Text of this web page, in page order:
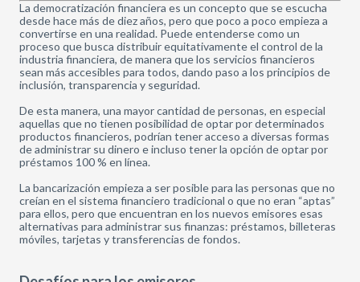
La democratización financiera es un concepto que se escucha
desde hace más de diez años, pero que poco a poco empieza a
convertirse en una realidad. Puede entenderse como un
proceso que busca distribuir equitativamente el control de la
industria financiera, de manera que los servicios financieros
sean más accesibles para todos, dando paso a los principios de
inclusión, transparencia y seguridad.
De esta manera, una mayor cantidad de personas, en especial
aquellas que no tienen posibilidad de optar por determinados
productos financieros, podrían tener acceso a diversas formas
de administrar su dinero e incluso tener la opción de optar por
préstamos 100 % en línea.
La bancarización empieza a ser posible para las personas que no
creían en el sistema financiero tradicional o que no eran “aptas”
para ellos, pero que encuentran en los nuevos emisores esas
alternativas para administrar sus finanzas: préstamos, billeteras
móviles, tarjetas y transferencias de fondos.